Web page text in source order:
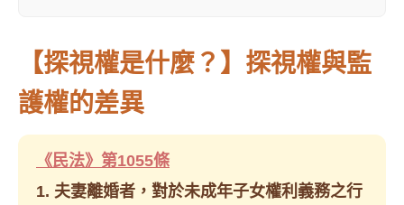
【探視權是什麼？】探視權與監
護權的差異
《民法》第1055條
1. 夫妻離婚者，對於未成年子女權利義務之行